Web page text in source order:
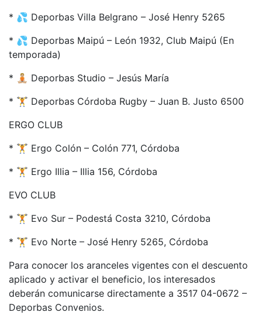
* 💦 Deporbas Villa Belgrano – José Henry 5265
* 💦 Deporbas Maipú – León 1932, Club Maipú (En
temporada)
* 🧘🏼 Deporbas Studio – Jesús María
* 🏋️ Deporbas Córdoba Rugby – Juan B. Justo 6500
ERGO CLUB
* 🏋️ Ergo Colón – Colón 771, Córdoba
* 🏋️ Ergo Illia – Illia 156, Córdoba
EVO CLUB
* 🏋️ Evo Sur – Podestá Costa 3210, Córdoba
* 🏋️ Evo Norte – José Henry 5265, Córdoba
Para conocer los aranceles vigentes con el descuento
aplicado y activar el beneficio, los interesados
deberán comunicarse directamente a 3517 04-0672 –
Deporbas Convenios.